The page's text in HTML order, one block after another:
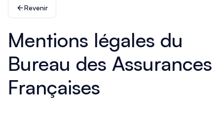
Revenir
Mentions légales du
Bureau des Assurances
Françaises